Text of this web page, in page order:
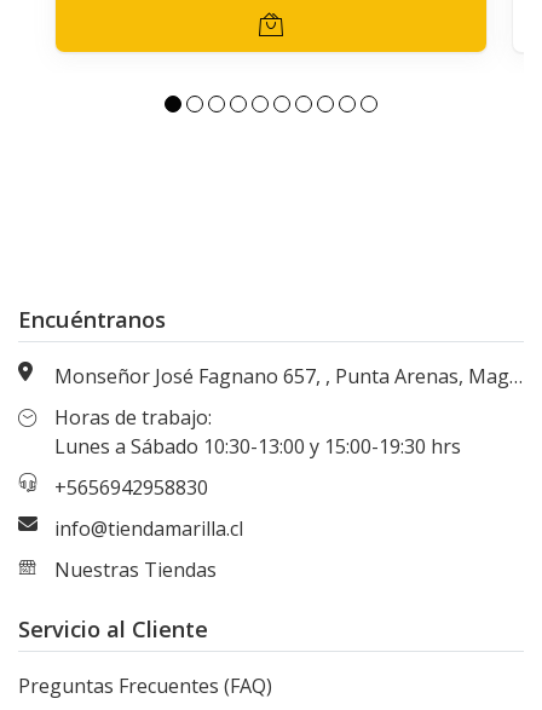
Encuéntranos
Monseñor José Fagnano 657, , Punta Arenas, Magallanes, Chile
Horas de trabajo:
Lunes a Sábado 10:30-13:00 y 15:00-19:30 hrs
+5656942958830
info@tiendamarilla.cl
Nuestras Tiendas
Servicio al Cliente
Preguntas Frecuentes (FAQ)